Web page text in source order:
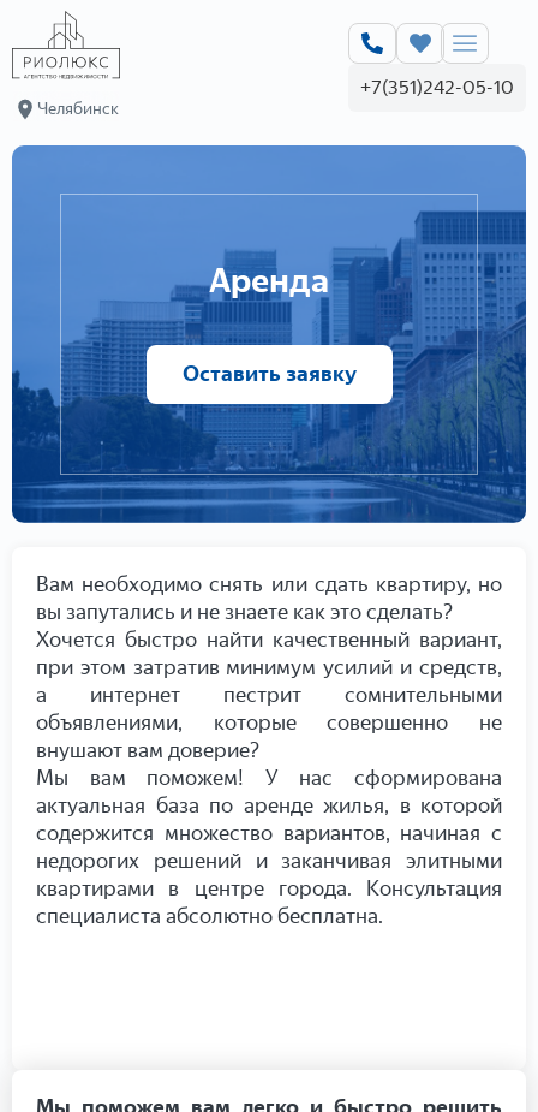
Челябинск
+7(351)242-05-10
Аренда
Оставить заявку
Вам необходимо снять или сдать квартиру, но
вы запутались и не знаете как это сделать?
Хочется быстро найти качественный вариант,
при этом затратив минимум усилий и средств,
а интернет пестрит сомнительными
объявлениями, которые совершенно не
внушают вам доверие?
Мы вам поможем! У нас сформирована
актуальная база по аренде жилья, в которой
содержится множество вариантов, начиная с
недорогих решений и заканчивая элитными
квартирами в центре города. Консультация
специалиста абсолютно бесплатна.